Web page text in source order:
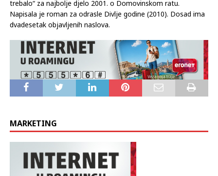
nagradama. Iskorak u književnost za odrasle napravila je 2001.
kad objavljuje romansiranu biografiju Perešin, život i smrt za
koju dobiva književno-publicističku Nagradu „Bili su prvi kad je
Napisala je roman za odrasle Divlje godine (2010). Dosad ima
dvadesetak objavljenih naslova.
MARKETING